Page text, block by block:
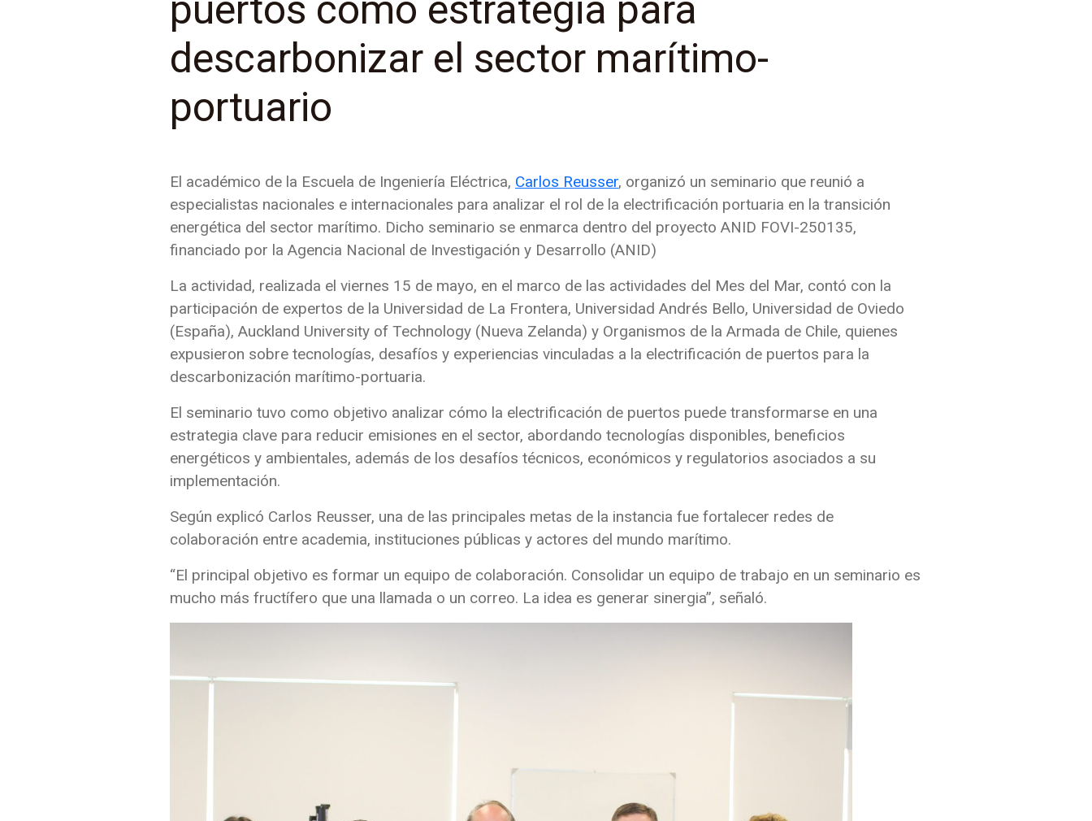
puertos como estrategia para
descarbonizar el sector marítimo-
portuario
El académico de la Escuela de Ingeniería Eléctrica, Carlos Reusser, organizó un seminario que reunió a
especialistas nacionales e internacionales para analizar el rol de la electrificación portuaria en la transición
energética del sector marítimo. Dicho seminario se enmarca dentro del proyecto ANID FOVI-250135,
financiado por la Agencia Nacional de Investigación y Desarrollo (ANID)
La actividad, realizada el viernes 15 de mayo, en el marco de las actividades del Mes del Mar, contó con la
participación de expertos de la Universidad de La Frontera, Universidad Andrés Bello, Universidad de Oviedo
(España), Auckland University of Technology (Nueva Zelanda) y Organismos de la Armada de Chile, quienes
expusieron sobre tecnologías, desafíos y experiencias vinculadas a la electrificación de puertos para la
descarbonización marítimo-portuaria.
El seminario tuvo como objetivo analizar cómo la electrificación de puertos puede transformarse en una
estrategia clave para reducir emisiones en el sector, abordando tecnologías disponibles, beneficios
energéticos y ambientales, además de los desafíos técnicos, económicos y regulatorios asociados a su
implementación.
Según explicó Carlos Reusser, una de las principales metas de la instancia fue fortalecer redes de
colaboración entre academia, instituciones públicas y actores del mundo marítimo.
“El principal objetivo es formar un equipo de colaboración. Consolidar un equipo de trabajo en un seminario es
mucho más fructífero que una llamada o un correo. La idea es generar sinergia”, señaló.